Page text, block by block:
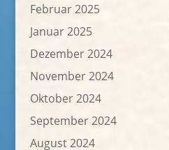
Februar 2025
Januar 2025
Dezember 2024
November 2024
Oktober 2024
September 2024
August 2024